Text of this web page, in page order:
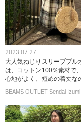
2023.07.27
大人気ねじりスリーブプル
は、コットン100％素材で
心地がよく、短めの着丈な
BEAMS OUTLET Sendai Izumi